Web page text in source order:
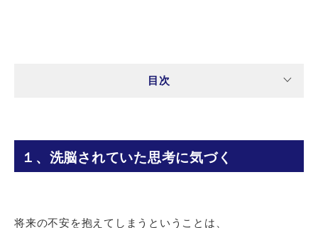
目次
１、洗脳されていた思考に気づく
将来の不安を抱えてしまうということは、